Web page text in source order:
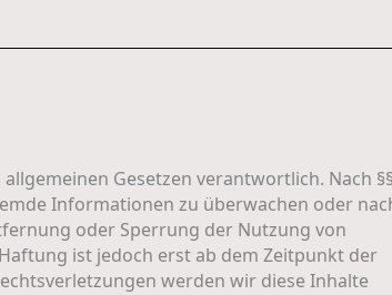
Gesetzen verantwortlich. Nach
Informationen zu überwachen oder
oder Sperrung der Nutzung von
ist jedoch erst ab dem Zeitpunkt der
werden wir diese Inhalte